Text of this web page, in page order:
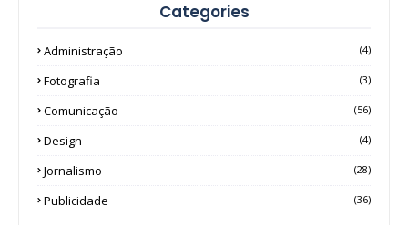
Categories
Administração (4)
Fotografia (3)
Comunicação (56)
Design (4)
Jornalismo (28)
Publicidade (36)